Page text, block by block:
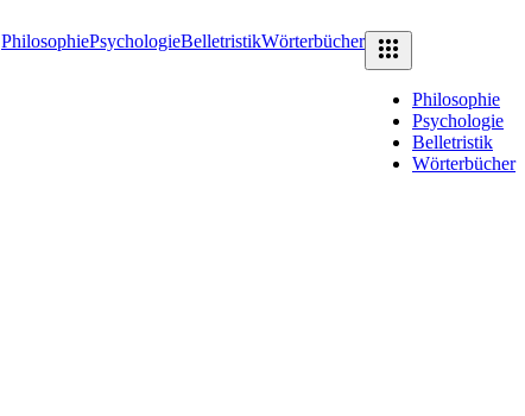
PhilosophiePsychologieBelletristikWörterbücher
Philosophie
Psychologie
Belletristik
Wörterbücher